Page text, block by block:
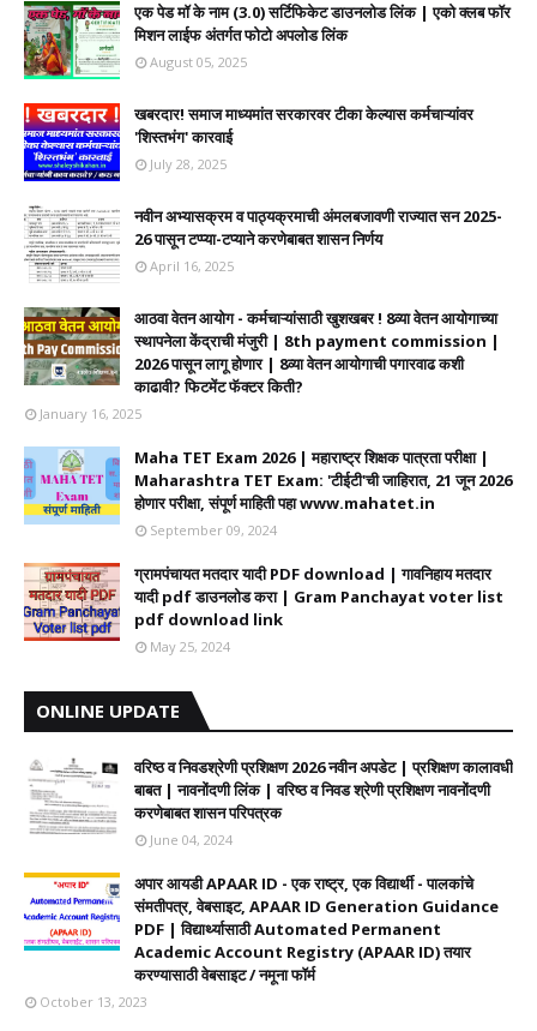
एक पेड मॉ के नाम (3.0) सर्टिफिकेट डाउनलोड लिंक | एको क्लब फॉर
मिशन लाईफ अंतर्गत फोटो अपलोड लिंक
August 05, 2025
खबरदार! समाज माध्यमांत सरकारवर टीका केल्यास कर्मचाऱ्यांवर
'शिस्तभंग' कारवाई
July 28, 2025
नवीन अभ्यासक्रम व पाठ्यक्रमाची अंमलबजावणी राज्यात सन 2025-
26 पासून टप्प्या-टप्याने करणेबाबत शासन निर्णय
April 16, 2025
आठवा वेतन आयोग - कर्मचाऱ्यांसाठी खुशखबर ! 8व्या वेतन आयोगाच्या
स्थापनेला केंद्राची मंजुरी | 8th payment commission |
2026 पासून लागू होणार | 8व्या वेतन आयोगाची पगारवाढ कशी
काढावी? फिटमेंट फॅक्टर किती?
January 16, 2025
Maha TET Exam 2026 | महाराष्ट्र शिक्षक पात्रता परीक्षा |
Maharashtra TET Exam: 'टीईटी'ची जाहिरात, 21 जून 2026
होणार परीक्षा, संपूर्ण माहिती पहा www.mahatet.in
September 09, 2024
ग्रामपंचायत मतदार यादी PDF download | गावनिहाय मतदार
यादी pdf डाउनलोड करा | Gram Panchayat voter list
pdf download link
May 25, 2024
ONLINE UPDATE
वरिष्ठ व निवडश्रेणी प्रशिक्षण 2026 नवीन अपडेट | प्रशिक्षण कालावधी‌
बाबत | नावनोंदणी लिंक | वरिष्ठ व निवड श्रेणी प्रशिक्षण नावनोंदणी
करणेबाबत शासन परिपत्रक
June 04, 2024
अपार आयडी APAAR ID - एक राष्ट्र, एक विद्यार्थी - पालकांचे
संमतीपत्र, वेबसाइट, APAAR ID Generation Guidance
PDF | विद्यार्थ्यासाठी Automated Permanent
Academic Account Registry (APAAR ID) तयार
करण्यासाठी वेबसाइट / नमूना फॉर्म
October 13, 2023